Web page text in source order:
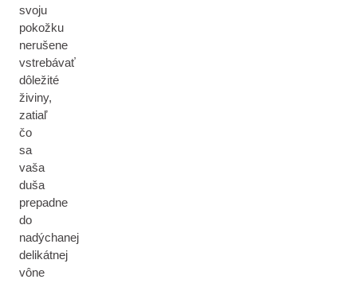
svoju
pokožku
nerušene
vstrebávať
dôležité
živiny,
zatiaľ
čo
sa
vaša
duša
prepadne
do
nadýchanej
delikátnej
vône